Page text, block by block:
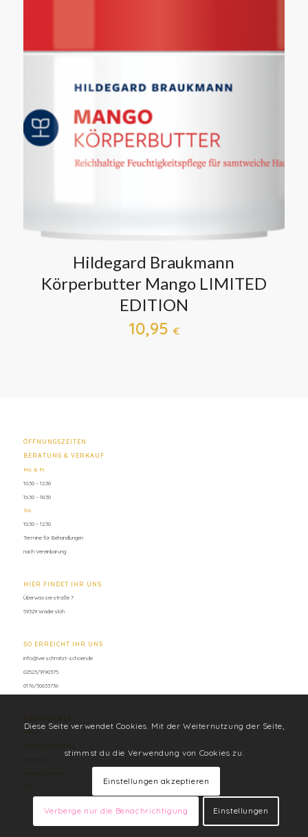
Hildegard Braukmann
Körperbutter Mango LIMITED
EDITION
10,95 €
ÖFFNUNGSZEITEN
BERATUNG & VERKAUF
Mo. & Fr.
10.30 – 12.30
16.30 – 18.30
Sa.
10.30 – 12.30
Termine für Behandlungen
nach Vereinbarung
HIER FINDET IHR UNS
Überwasserstraße 7
59329 Wadersloh
SO ERREICHT IHR UNS
info@verschmitzt-schoen.de
02523/9190375
0176/30633736
RECHTLICHES
Datenschutzerklärung
Diese Seite verwendet Cookies. Mit der Weiternutzung der Seite,
stimmst du die Verwendung von Cookies zu.
Einstellungen akzeptieren
Verberge nur die Benachrichtigung Einstellungen